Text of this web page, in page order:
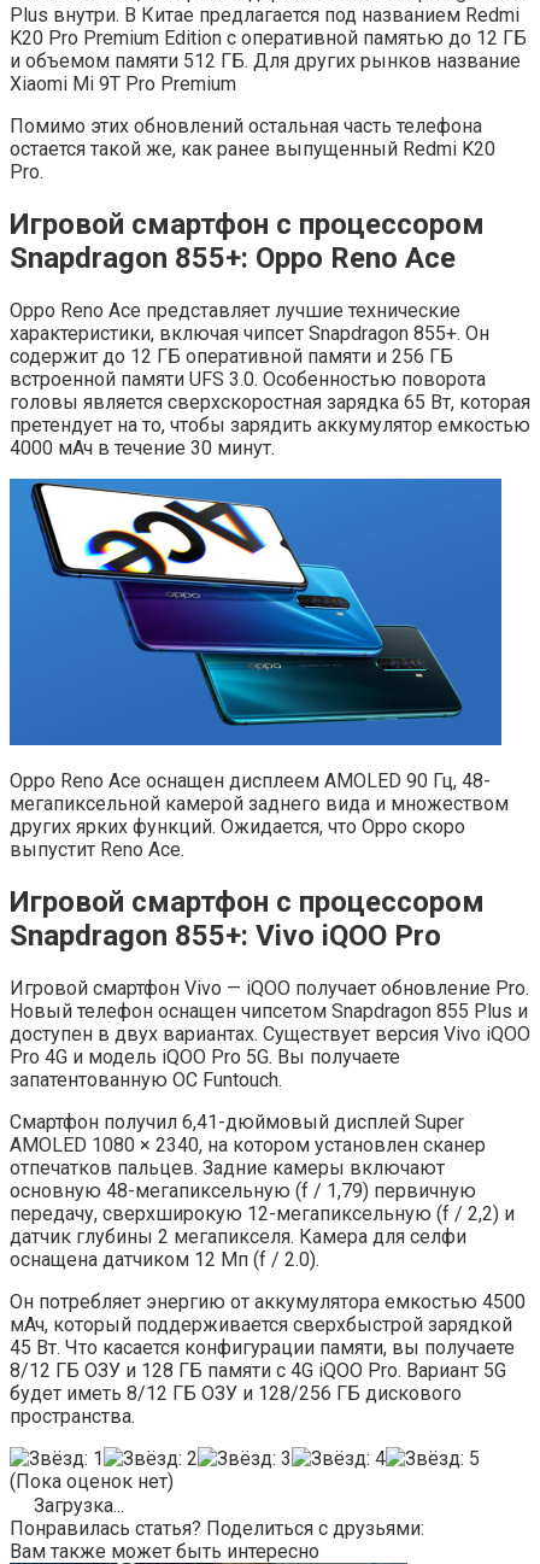
Plus внутри. В Китае предлагается под названием Redmi
K20 Pro Premium Edition с оперативной памятью до 12 ГБ
и объемом памяти 512 ГБ. Для других рынков название
Xiaomi Mi 9T Pro Premium
Помимо этих обновлений остальная часть телефона
остается такой же, как ранее выпущенный Redmi K20
Pro.
Игровой смартфон с процессором
Snapdragon 855+: Oppo Reno Ace
Oppo Reno Ace представляет лучшие технические
характеристики, включая чипсет Snapdragon 855+. Он
содержит до 12 ГБ оперативной памяти и 256 ГБ
встроенной памяти UFS 3.0. Особенностью поворота
головы является сверхскоростная зарядка 65 Вт, которая
претендует на то, чтобы зарядить аккумулятор емкостью
4000 мАч в течение 30 минут.
Oppo Reno Ace оснащен дисплеем AMOLED 90 Гц, 48-
мегапиксельной камерой заднего вида и множеством
других ярких функций. Ожидается, что Oppo скоро
выпустит Reno Ace.
Игровой смартфон с процессором
Snapdragon 855+: Vivo iQOO Pro
Игровой смартфон Vivo — iQOO получает обновление Pro.
Новый телефон оснащен чипсетом Snapdragon 855 Plus и
доступен в двух вариантах. Существует версия Vivo iQOO
Pro 4G и модель iQOO Pro 5G. Вы получаете
запатентованную ОС Funtouch.
Смартфон получил 6,41-дюймовый дисплей Super
AMOLED 1080 × 2340, на котором установлен сканер
отпечатков пальцев. Задние камеры включают
основную 48-мегапиксельную (f / 1,79) первичную
передачу, сверхширокую 12-мегапиксельную (f / 2,2) и
датчик глубины 2 мегапикселя. Камера для селфи
оснащена датчиком 12 Мп (f / 2.0).
Он потребляет энергию от аккумулятора емкостью 4500
мАч, который поддерживается сверхбыстрой зарядкой
45 Вт. Что касается конфигурации памяти, вы получаете
8/12 ГБ ОЗУ и 128 ГБ памяти с 4G iQOO Pro. Вариант 5G
будет иметь 8/12 ГБ ОЗУ и 128/256 ГБ дискового
пространства.
(Пока оценок нет)
Загрузка...
Понравилась статья? Поделиться с друзьями:
Вам также может быть интересно